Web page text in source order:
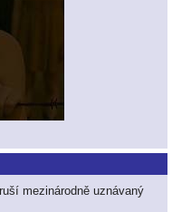
mezinárodně uznávaný